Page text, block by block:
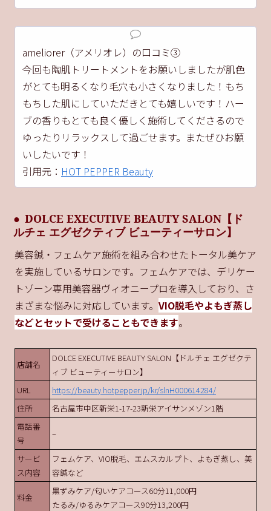
ameliorer（アメリオレ）の口コミ③
今回も陶肌トリートメントをお願いしましたが肌色
がとても明るくなり毛穴も小さくなりました！もち
もちした肌にしていただきとても嬉しいです！ハー
ブの香りもとても良く優しく施術してくださるので
ゆったりリラックスして過ごせます。またぜひお願
いしたいです！
引用元： HOT PEPPER Beauty
DOLCE EXECUTIVE BEAUTY SALON【ド
ルチェ エグゼクティブ ビューティーサロン】
美容鍼・フェムケア施術を組み合わせたトータル美ケア
を実施しているサロンです。フェムケアでは、デリケー
トゾーン専用美容器ヴィオニープロを導入しており、さ
まざまな悩みに対応しています。 VIO脱毛やよもぎ蒸し
などとセットで受けることもできます。
店舗名
DOLCE EXECUTIVE BEAUTY SALON【ドルチェ エグゼクテ
ィブ ビューティーサロン】
URL
https://beauty.hotpepper.jp/kr/slnH000614284/
住所
名古屋市中区新栄1-17-23新栄アイサンメゾン1階
電話番
号
–
サービ
ス内容
フェムケア、VIO脱毛、エムスカルプ卜、よもぎ蒸し、美
容鍼など
料金
黒ずみケア/匂いケアコース60分11,000円
たるみ/ゆるみケアコース90分13,200円